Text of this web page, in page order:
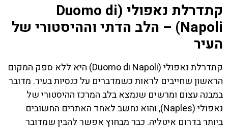
קתדרלת נאפולי (Duomo di
Napoli) – הלב הדתי וההיסטורי של
העיר
קתדרלת נאפולי (Duomo di Napoli) היא ללא ספק המקום
הראשון שחייבים לראות כשמדברים על כנסיות בעיר. מדובר
במבנה עצום ומרשים שנמצא בלב המרכז ההיסטורי של
נאפולי (Naples), והוא נחשב לאחד האתרים החשובים
ביותר בדרום איטליה. כבר מבחוץ אפשר להבין שמדובר